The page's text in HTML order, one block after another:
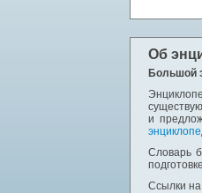
Об
Большой
и
Словарь
Ссылки на